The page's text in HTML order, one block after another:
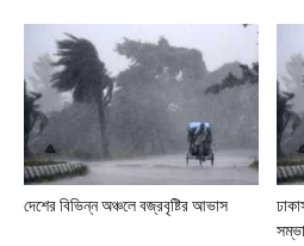
দেশের বিভিন্ন অঞ্চলে বজ্রবৃষ্টির আভাস